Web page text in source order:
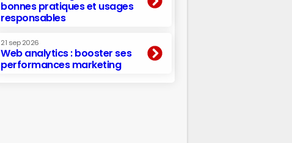
bonnes pratiques et usages
responsables
21 sep 2026
Web analytics : booster ses
performances marketing